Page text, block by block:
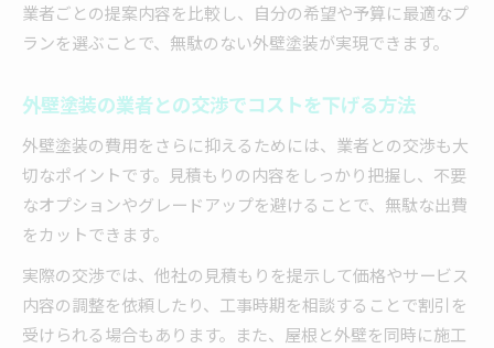
業者ごとの提案内容を比較し、自分の希望や予算に最適なプ
ランを選ぶことで、無駄のない外壁塗装が実現できます。
外壁塗装の業者との交渉でコストを下げる方法
外壁塗装の費用をさらに抑えるためには、業者との交渉も大
切なポイントです。見積もりの内容をしっかり把握し、不要
なオプションやグレードアップを避けることで、無駄な出費
をカットできます。
実際の交渉では、他社の見積もりを提示して価格やサービス
内容の調整を依頼したり、工事時期を相談することで割引を
受けられる場合もあります。また、屋根と外壁を同時に施工